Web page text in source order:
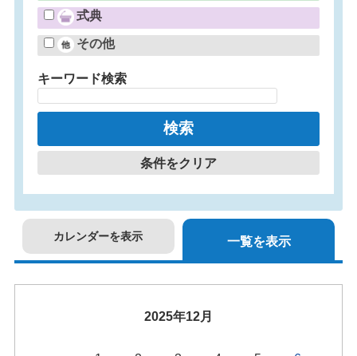
式典
その他
キーワード検索
条件をクリア
カレンダーを表示 一覧を表示
2025年12月